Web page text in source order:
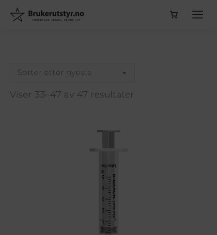
Viser 33–47 av 47 resultater